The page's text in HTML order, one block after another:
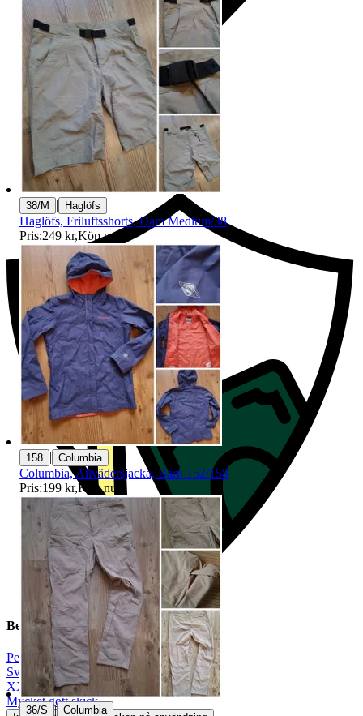
Ersättning om du inte får din vara
Beskrivning
Peak Performance|
Svart
XXL
Mycket gott skick
38/M | Haglöfs
Haglöfs, Friluftsshorts, Dam Medium/38
Pris:249 kr,Köp nu.
158 | Columbia
Columbia, Allvädersjacka, Barn 152/158
Pris:199 kr,Köp nu
36/S | Columbia